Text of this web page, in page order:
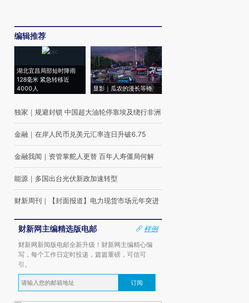
编辑推荐
湖北宜昌局部短时降雨
128毫米 紧急转移近
4000人
显影｜瓜农的漫长等待
独家 ｜ 规避封锁 中国超大油轮停靠埃及绕行非洲
金融 ｜ 在岸人民币兑美元汇率连日升破6.75
金融我闻 ｜ 资管掌舵人更替 百年人寿僵局何解
能源 ｜ 多国出台光伏新政加速转型
财新周刊 ｜ 【封面报道】电力现货市场元年突进
财新网主编精选版电邮
样例
财新网新闻版电邮全新升级！财新网主编精心编
写，每个工作日定时投递，篇篇重磅，可信可
引。
订阅